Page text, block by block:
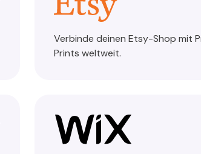
Verbinde deinen Etsy-Shop mit
Prints weltweit.